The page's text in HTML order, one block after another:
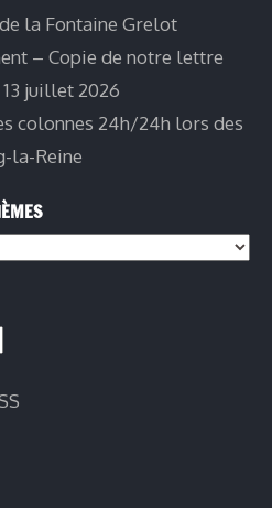
la Fontaine Grelot
– Copie de notre lettre
juillet 2026
colonnes 24h/24h lors des
la-Reine